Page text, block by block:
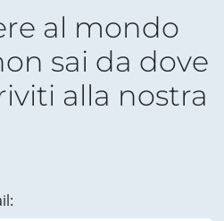
al mondo
sai da dove
alla nostra